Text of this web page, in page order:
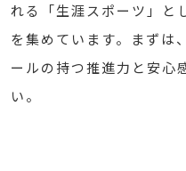
れる「生涯スポーツ」と
を集めています。まずは
ールの持つ推進力と安心
い。